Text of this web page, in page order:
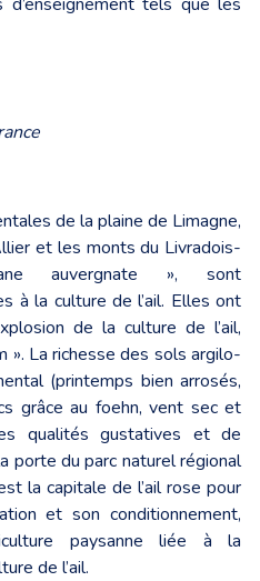
de la plaine de Limagne,
et les monts du Livradois-
auvergnate », sont
à la culture de l’ail. Elles ont
de la culture de l’ail,
». La richesse des sols argilo-
(printemps bien arrosés,
grâce au foehn, vent sec et
qualités gustatives et de
porte du parc naturel régional
la capitale de l’ail rose pour
et son conditionnement,
paysanne liée à la
de l’ail.